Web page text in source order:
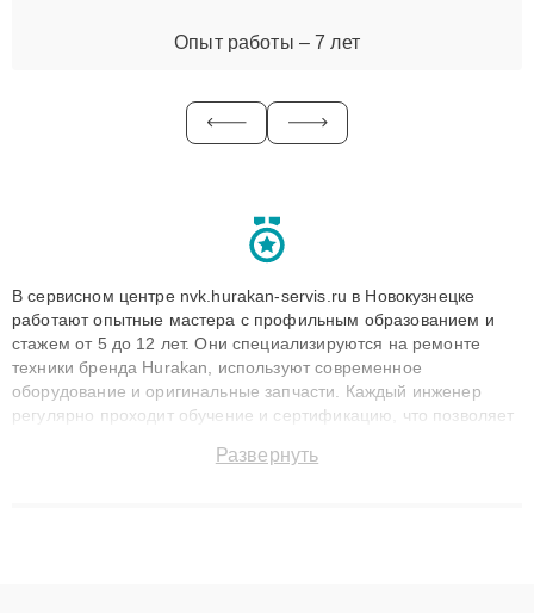
Опыт работы – 7 лет
В сервисном центре nvk.hurakan-servis.ru в Новокузнецке
работают опытные мастера с профильным образованием и
стажем от 5 до 12 лет. Они специализируются на ремонте
техники бренда Hurakan, используют современное
оборудование и оригинальные запчасти. Каждый инженер
регулярно проходит обучение и сертификацию, что позволяет
технику с сохранением гарантии до 3 лет. Наши мастера
Развернуть